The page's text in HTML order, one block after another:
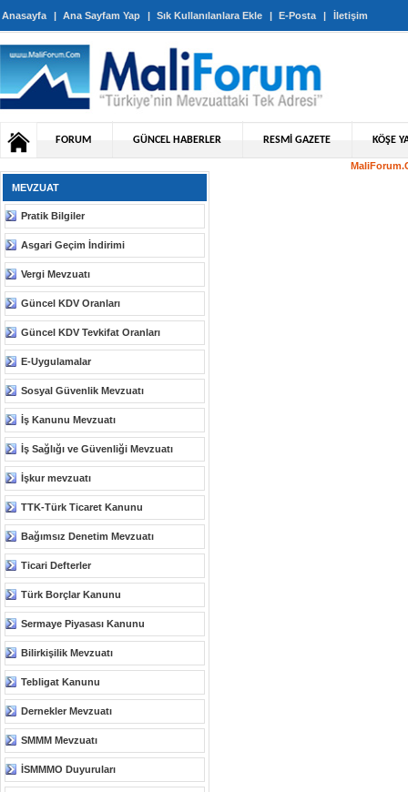
Anasayfa | Ana Sayfam Yap | Sık Kullanılanlara Ekle | E-Posta | İletişim
FORUM GÜNCEL HABERLER RESMİ GAZETE KÖŞE
MEVZUAT
Pratik Bilgiler
Asgari Geçim İndirimi
Vergi Mevzuatı
Güncel KDV Oranları
Güncel KDV Tevkifat Oranları
E-Uygulamalar
Sosyal Güvenlik Mevzuatı
İş Kanunu Mevzuatı
İş Sağlığı ve Güvenliği Mevzuatı
İşkur mevzuatı
TTK-Türk Ticaret Kanunu
Bağımsız Denetim Mevzuatı
Ticari Defterler
Türk Borçlar Kanunu
Sermaye Piyasası Kanunu
Bilirkişilik Mevzuatı
Tebligat Kanunu
Dernekler Mevzuatı
SMMM Mevzuatı
İSMMMO Duyuruları